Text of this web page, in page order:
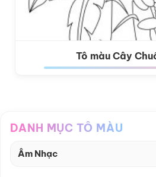
Tô màu Cây
DANH MỤC TÔ MÀU
Âm Nhạc